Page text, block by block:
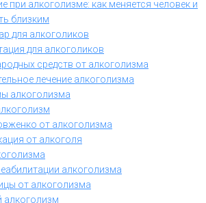
при алкоголизме: как меняется человек и
близким
для алкоголиков
для алкоголиков
средств от алкоголизма
лечение алкоголизма
алкоголизма
от алкоголизма
от алкоголя
алкоголизма
от алкоголизма